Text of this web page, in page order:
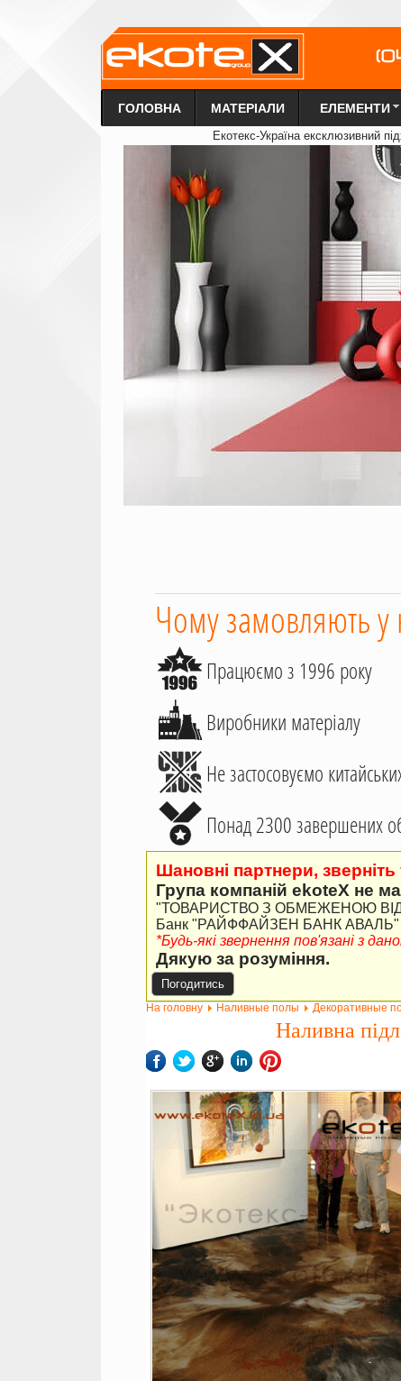
ГОЛОВНА МАТЕРІАЛИ ЕЛЕМЕНТИ
Екотекс-Україна ексклюзивний під
Чому замовляють у
Працюємо з 1996 року
Виробники матеріалу
Не застосовуємо
Понад 2300 завершених
Шановні партнери, зверніть
Група компаній ekoteX не
"ТОВАРИСТВО З ОБМЕЖЕНОЮ
Банк "РАЙФФАЙЗЕН БАНК АВАЛЬ"
*Будь-які звернення пов'язані з
Дякую за розуміння.
Погодитись
На головну Наливные полы Декоративные
Наливна